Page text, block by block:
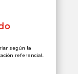
según la
referencial.